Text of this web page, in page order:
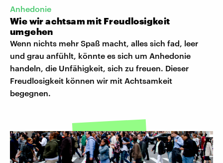
Anhedonie
Wie wir achtsam mit Freudlosigkeit
umgehen
Wenn nichts mehr Spaß macht, alles sich fad, leer
und grau anfühlt, könnte es sich um Anhedonie
handeln, die Unfähigkeit, sich zu freuen. Dieser
Freudlosigkeit können wir mit Achtsamkeit
begegnen.